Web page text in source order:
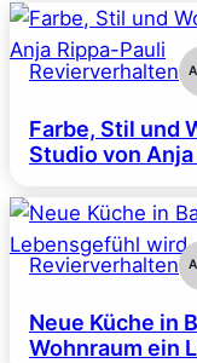
Revierverhalten
Farbe, Stil und
Studio von
Revierverhalten
Neue Küche in
Wohnraum ein